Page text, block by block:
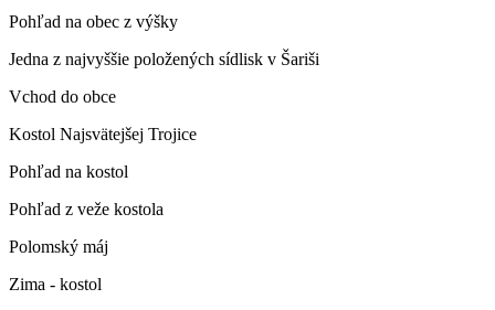
Pohľad na obec z výšky
Jedna z najvyššie položených sídlisk v Šariši
Vchod do obce
Kostol Najsvätejšej Trojice
Pohľad na kostol
Pohľad z veže kostola
Polomský máj
Zima - kostol